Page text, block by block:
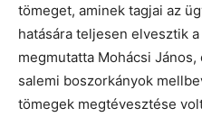
tömeget, aminek tagjai az
hatására teljesen elvesztik
megmutatta Mohácsi
salemi boszorkányok
tömegek megtévesztése